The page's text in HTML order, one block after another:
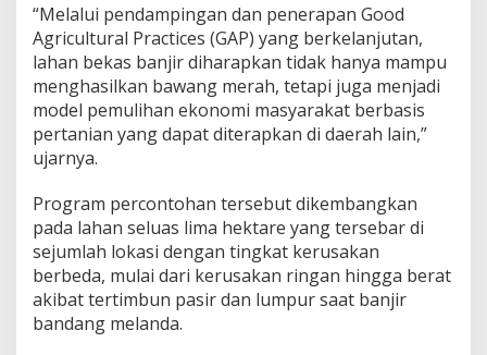
“Melalui pendampingan dan penerapan Good
Agricultural Practices (GAP) yang berkelanjutan,
lahan bekas banjir diharapkan tidak hanya mampu
menghasilkan bawang merah, tetapi juga menjadi
model pemulihan ekonomi masyarakat berbasis
pertanian yang dapat diterapkan di daerah lain,”
ujarnya.
Program percontohan tersebut dikembangkan
pada lahan seluas lima hektare yang tersebar di
sejumlah lokasi dengan tingkat kerusakan
berbeda, mulai dari kerusakan ringan hingga berat
akibat tertimbun pasir dan lumpur saat banjir
bandang melanda.